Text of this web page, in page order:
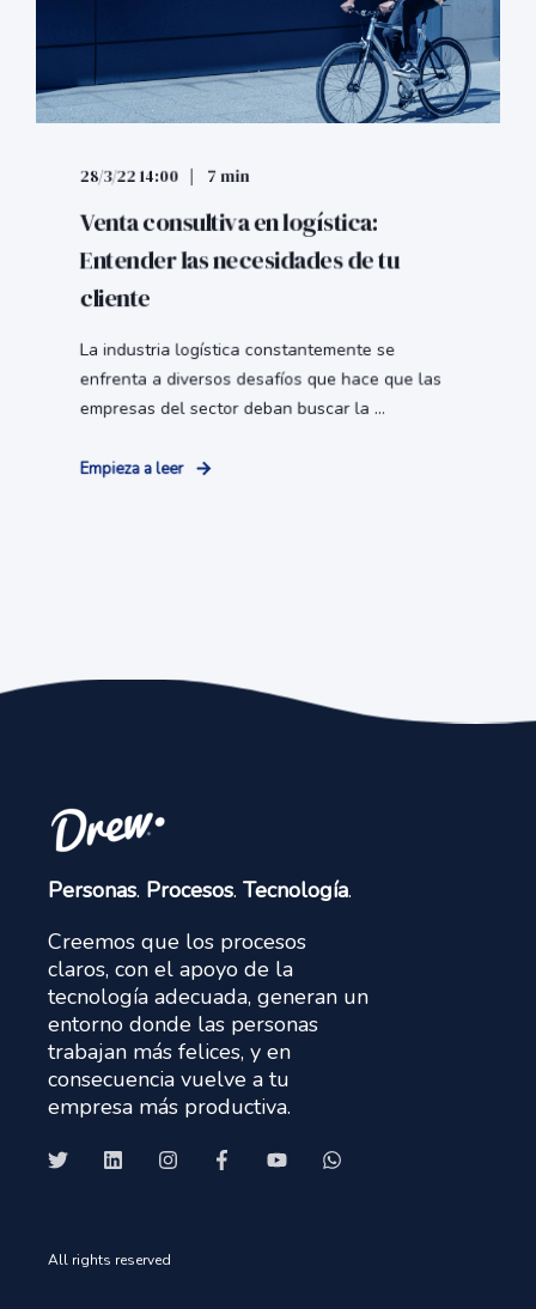
28/3/22 14:00 7 min
Venta consultiva en logística:
Entender las necesidades de tu
cliente
La industria logística constantemente se
enfrenta a diversos desafíos que hace que las
empresas del sector deban buscar la ...
Empieza a leer
Personas. Procesos. Tecnología.
Creemos que los procesos
claros, con el apoyo de la
tecnología adecuada, generan un
entorno donde las personas
trabajan más felices, y en
consecuencia vuelve a tu
empresa más productiva.
All rights reserved